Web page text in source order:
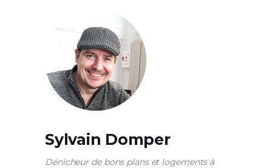
Sylvain Domper
Dénicheur de bons plans et logements à